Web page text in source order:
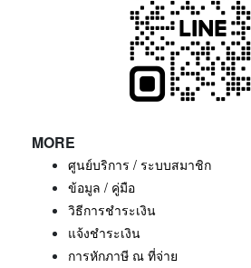
MORE
ศูนย์บริการ / ระบบสมาชิก
ข้อมูล / คู่มือ
วิธีการชำระเงิน
แจ้งชำระเงิน
การหักภาษี ณ ที่จ่าย